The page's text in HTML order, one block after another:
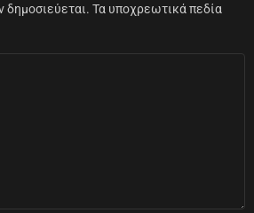
δημοσιεύεται. Τα υποχρεωτικά πεδία